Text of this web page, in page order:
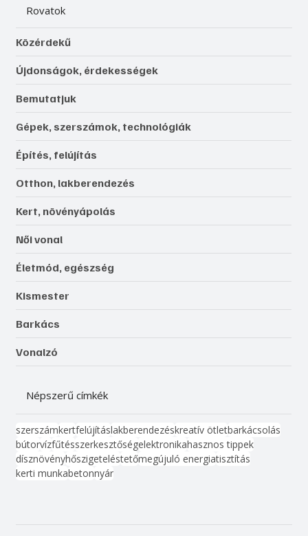
Rovatok
Közérdekű
Újdonságok, érdekességek
Bemutatjuk
Gépek, szerszámok, technológiák
Építés, felújítás
Otthon, lakberendezés
Kert, növényápolás
Női vonal
Életmód, egészség
Kismester
Barkács
Vonalzó
Népszerű címkék
szerszámkertfelújításlakberendezéskreatív ötletbarkácsolás
bútorvízfűtésszerkesztőségelektronikahasznos tippek
dísznövényhőszigeteléstetőmegújuló energiatisztítás
kerti munkabetonnyár